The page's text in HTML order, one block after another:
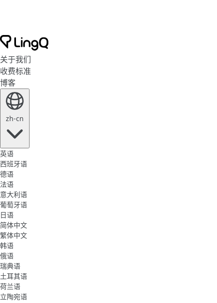
关于我们
收费标准
博客
zh-cn
英语
西班牙语
德语
法语
意大利语
葡萄牙语
日语
简体中文
繁体中文
韩语
俄语
瑞典语
土耳其语
荷兰语
立陶宛语